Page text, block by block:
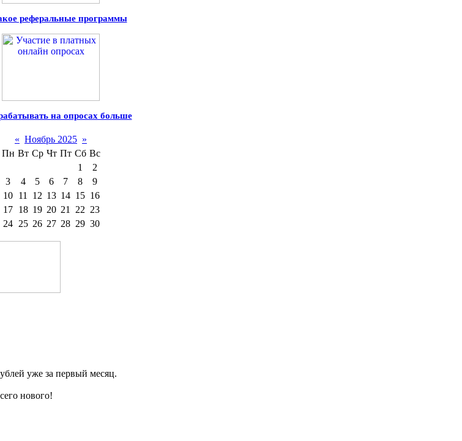
реферальные программы
на опросах больше
« Ноябрь 2025 »
Пн Вт Ср Чт Пт Сб Вс
1
2
3
4 5 6 7 8
9
10 11 12 13 14 15 16
17 18 19 20 21 22 23
24 25 26 27 28 29 30
уже за первый месяц.
нового!